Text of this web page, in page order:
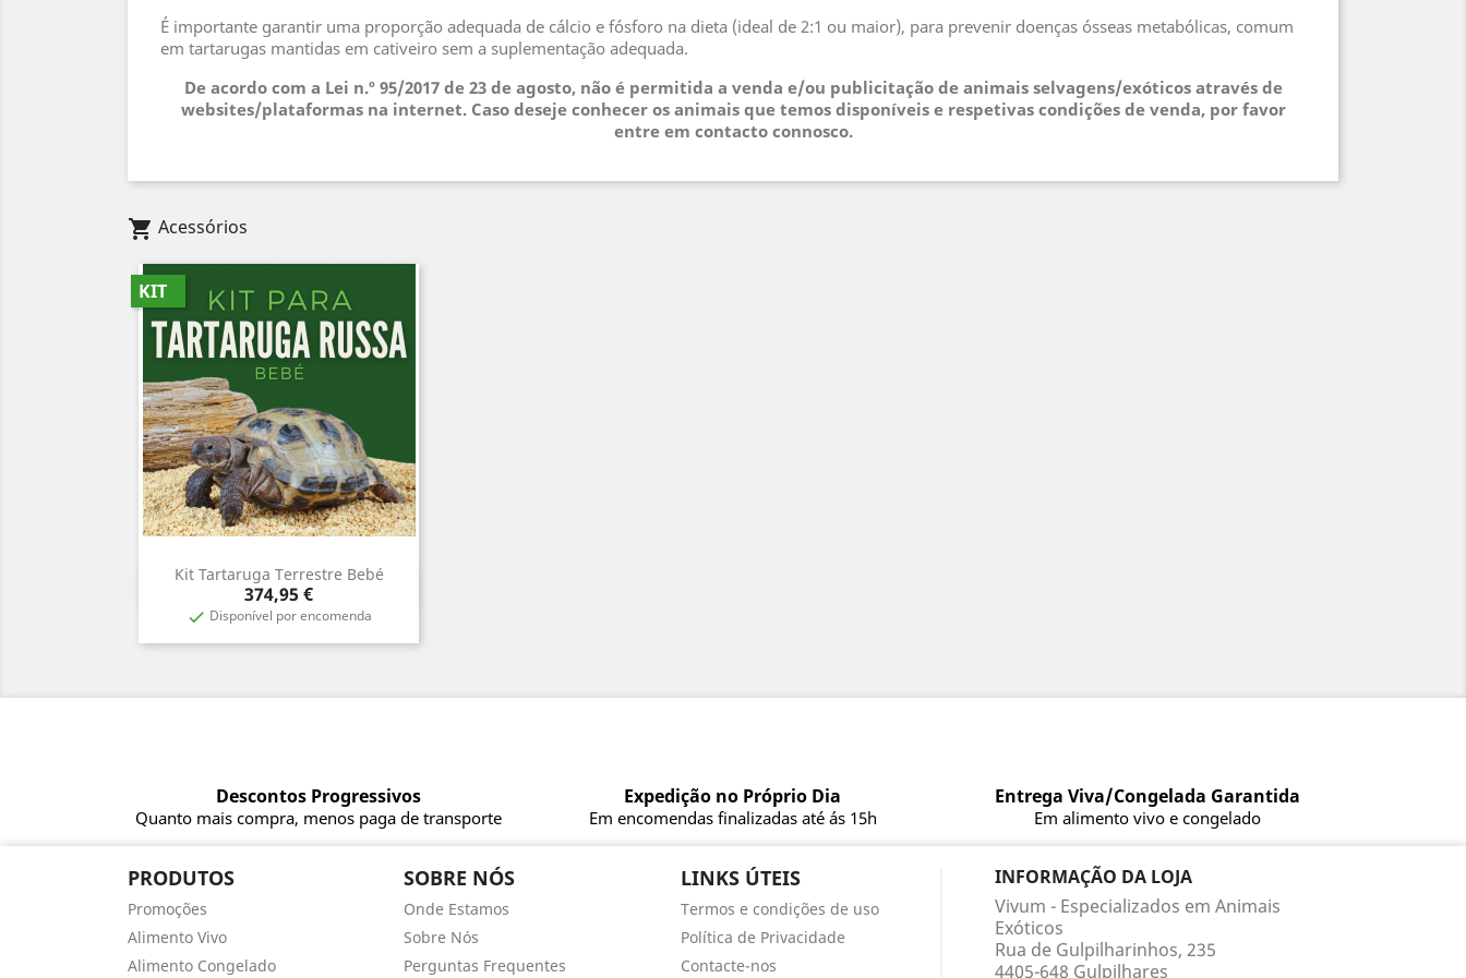
É importante garantir uma proporção adequada de cálcio e fósforo na dieta (ideal de 2:1 ou maior), para prevenir doenças ósseas metabólicas, comum
em tartarugas mantidas em cativeiro sem a suplementação adequada.
De acordo com a Lei n.º 95/2017 de 23 de agosto, não é permitida a venda e/ou publicitação de animais selvagens/exóticos através de
websites/plataformas na internet. Caso deseje conhecer os animais que temos disponíveis e respetivas condições de venda, por favor
entre em contacto connosco.
shopping_cart Acessórios
Kit Tartaruga Terrestre Bebé
Preço
374,95 €
 Disponível por encomenda
KIT
Vista rápida
Descontos Progressivos
Quanto mais compra, menos paga de transporte
Expedição no Próprio Dia
Em encomendas finalizadas até ás 15h
Entrega Viva/Congelada Garantida
Em alimento vivo e congelado
PRODUTOS
Promoções
Alimento Vivo
Alimento Congelado
SOBRE NÓS
Onde Estamos
Sobre Nós
Perguntas Frequentes
LINKS ÚTEIS
Termos e condições de uso
Política de Privacidade
Contacte-nos
INFORMAÇÃO DA LOJA
Vivum - Especializados em Animais
Exóticos
Rua de Gulpilharinhos, 235
4405-648 Gulpilhares